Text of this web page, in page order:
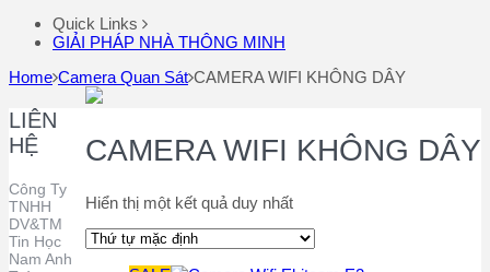
Quick Links
GIẢI PHÁP NHÀ THÔNG MINH
Home Camera Quan Sát CAMERA WIFI KHÔNG DÂY
CAMERA WIFI KHÔNG DÂY
Hiển thị một kết quả duy nhất
LIÊN
HỆ
Công Ty
TNHH
DV&TM
Tin Học
Nam Anh